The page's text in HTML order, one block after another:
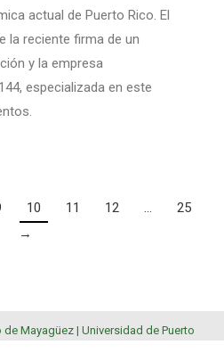
actual de Puerto Rico. El
la reciente firma de un
y la empresa
especializada en este
10 11 12 …
25
→
Mayagüez | Universidad de Puerto